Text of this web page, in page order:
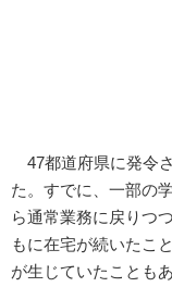
47都道府県に発令
た。すでに、一部の
ら通常業務に戻りつ
もに在宅が続いたこ
が生じていたことも